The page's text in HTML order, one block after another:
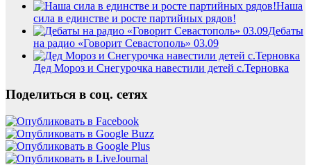
Наша
сила в единстве и росте партийных рядов!
Дебаты
на радио «Говорит Севастополь» 03.09
Дед Мороз и Снегурочка навестили детей с.Терновка
Поделиться в соц. сетях